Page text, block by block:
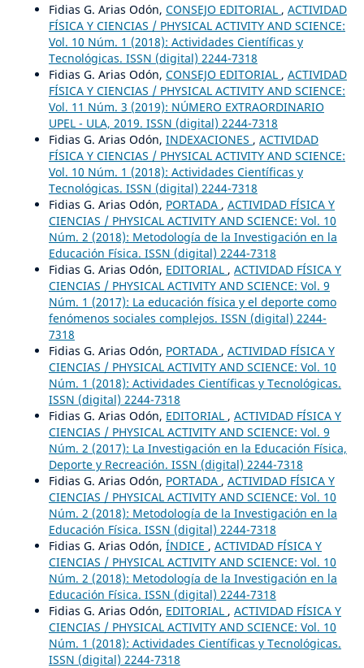
Fidias G. Arias Odón, CONSEJO EDITORIAL , ACTIVIDAD
FÍSICA Y CIENCIAS / PHYSICAL ACTIVITY AND SCIENCE:
Vol. 10 Núm. 1 (2018): Actividades Científicas y
Tecnológicas. ISSN (digital) 2244-7318
Fidias G. Arias Odón, CONSEJO EDITORIAL , ACTIVIDAD
FÍSICA Y CIENCIAS / PHYSICAL ACTIVITY AND SCIENCE:
Vol. 11 Núm. 3 (2019): NÚMERO EXTRAORDINARIO
UPEL - ULA, 2019. ISSN (digital) 2244-7318
Fidias G. Arias Odón, INDEXACIONES , ACTIVIDAD
FÍSICA Y CIENCIAS / PHYSICAL ACTIVITY AND SCIENCE:
Vol. 10 Núm. 1 (2018): Actividades Científicas y
Tecnológicas. ISSN (digital) 2244-7318
Fidias G. Arias Odón, PORTADA , ACTIVIDAD FÍSICA Y
CIENCIAS / PHYSICAL ACTIVITY AND SCIENCE: Vol. 10
Núm. 2 (2018): Metodología de la Investigación en la
Educación Física. ISSN (digital) 2244-7318
Fidias G. Arias Odón, EDITORIAL , ACTIVIDAD FÍSICA Y
CIENCIAS / PHYSICAL ACTIVITY AND SCIENCE: Vol. 9
Núm. 1 (2017): La educación física y el deporte como
fenómenos sociales complejos. ISSN (digital) 2244-
7318
Fidias G. Arias Odón, PORTADA , ACTIVIDAD FÍSICA Y
CIENCIAS / PHYSICAL ACTIVITY AND SCIENCE: Vol. 10
Núm. 1 (2018): Actividades Científicas y Tecnológicas.
ISSN (digital) 2244-7318
Fidias G. Arias Odón, EDITORIAL , ACTIVIDAD FÍSICA Y
CIENCIAS / PHYSICAL ACTIVITY AND SCIENCE: Vol. 9
Núm. 2 (2017): La Investigación en la Educación Física,
Deporte y Recreación. ISSN (digital) 2244-7318
Fidias G. Arias Odón, PORTADA , ACTIVIDAD FÍSICA Y
CIENCIAS / PHYSICAL ACTIVITY AND SCIENCE: Vol. 10
Núm. 2 (2018): Metodología de la Investigación en la
Educación Física. ISSN (digital) 2244-7318
Fidias G. Arias Odón, ÍNDICE , ACTIVIDAD FÍSICA Y
CIENCIAS / PHYSICAL ACTIVITY AND SCIENCE: Vol. 10
Núm. 2 (2018): Metodología de la Investigación en la
Educación Física. ISSN (digital) 2244-7318
Fidias G. Arias Odón, EDITORIAL , ACTIVIDAD FÍSICA Y
CIENCIAS / PHYSICAL ACTIVITY AND SCIENCE: Vol. 10
Núm. 1 (2018): Actividades Científicas y Tecnológicas.
ISSN (digital) 2244-7318